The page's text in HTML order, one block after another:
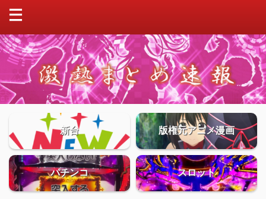
新台 版権元アニメ漫画
パチンコ スロット